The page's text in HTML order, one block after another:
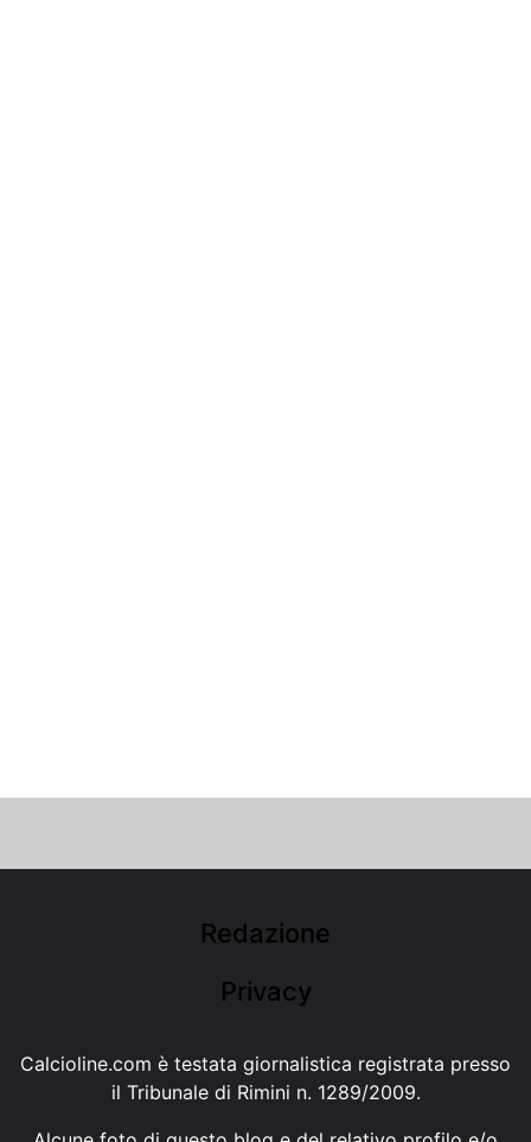
Redazione
Privacy
Calcioline.com è testata giornalistica registrata presso
il Tribunale di Rimini n. 1289/2009.